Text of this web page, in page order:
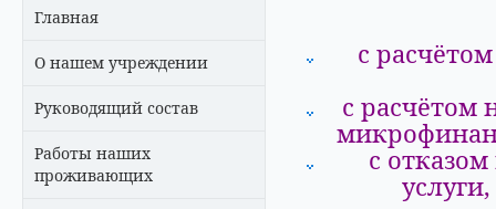
Главная
О нашем учреждении
Руководящий состав
Работы наших
проживающих
с
с расчётом
с